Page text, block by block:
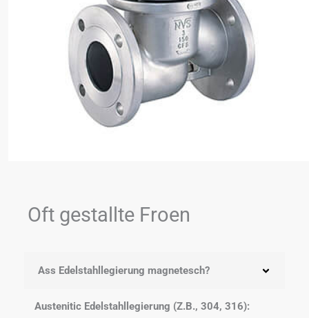
Oft gestallte Froen
Ass Edelstahllegierung magnetesch?
Austenitic Edelstahllegierung (Z.B., 304, 316):